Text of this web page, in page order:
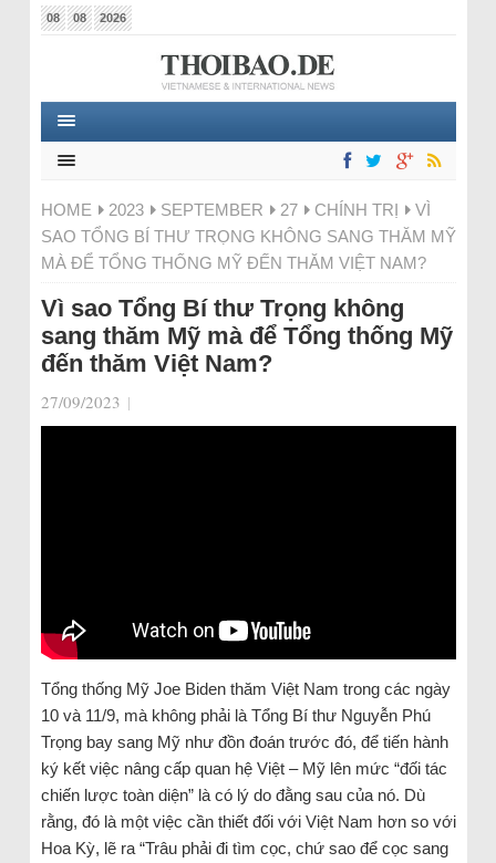
08 08 2026
HOME 2023 SEPTEMBER 27 CHÍNH TRỊ
VÌ
SAO TỔNG BÍ THƯ TRỌNG KHÔNG SANG THĂM MỸ
MÀ ĐỂ TỔNG THỐNG MỸ ĐẾN THĂM VIỆT NAM?
Vì sao Tổng Bí thư Trọng không
sang thăm Mỹ mà để Tổng thống Mỹ
đến thăm Việt Nam?
27/09/2023 |
Tổng thống Mỹ Joe Biden thăm Việt Nam trong các ngày
10 và 11/9, mà không phải là Tổng Bí thư Nguyễn Phú
Trọng bay sang Mỹ như đồn đoán trước đó, để tiến hành
ký kết việc nâng cấp quan hệ Việt – Mỹ lên mức “đối tác
chiến lược toàn diện” là có lý do đằng sau của nó. Dù
rằng, đó là một việc cần thiết đối với Việt Nam hơn so với
Hoa Kỳ, lẽ ra “Trâu phải đi tìm cọc, chứ sao để cọc sang